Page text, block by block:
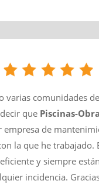
varias comunidades
que Piscinas-
empresa de
la que he trabajado.
y siempre
incidencia.